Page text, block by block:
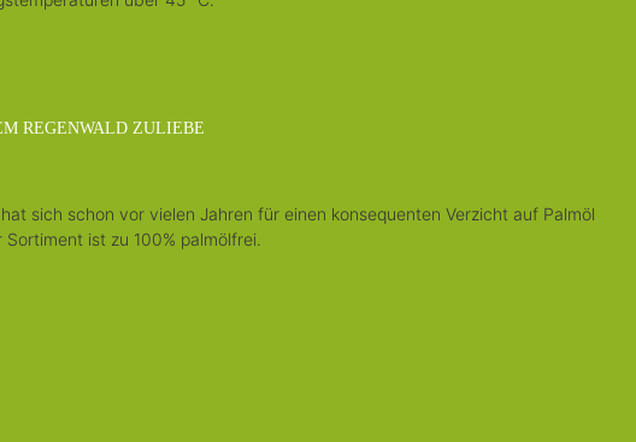
REGENWALD ZULIEBE
sich schon vor vielen Jahren für einen konsequenten Verzicht auf Palmöl
ist zu 100% palmölfrei.